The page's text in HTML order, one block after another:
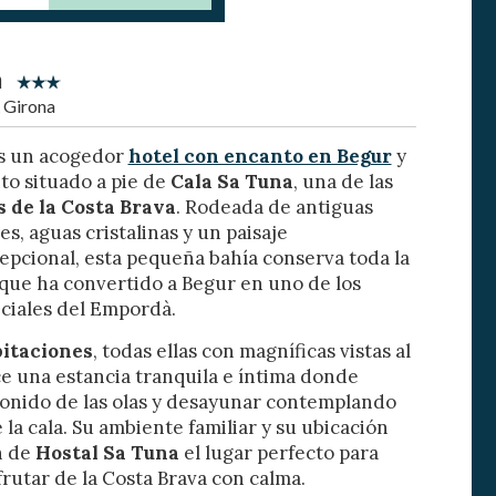
Girona
un acogedorhotel con encanto en Begury
situado a pie de Cala Sa Tuna, una de las
de la Costa Brava. Rodeada de antiguas
aguas cristalinas y un paisaje
esta pequeña bahía conserva toda la
ha convertido a Begur en uno de los
del Empordà.
, todas ellas con magníficas vistas al
una estancia tranquila e íntima donde
de las olas y desayunar contemplando
cala. Su ambiente familiar y su ubicación
de Hostal Sa Tuna el lugar perfecto para
de la Costa Brava con calma.
de
este
de
de uso